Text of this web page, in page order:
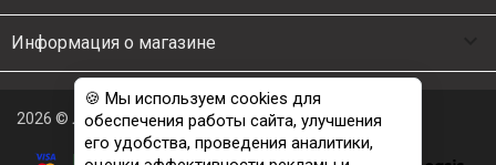
Информация о магазине
2026 © Люкс Постель
🍪 Мы используем cookies для
обеспечения работы сайта, улучшения
его удобства, проведения аналитики,